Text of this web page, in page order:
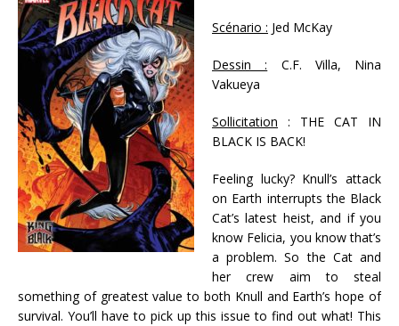
Scénario : Jed McKay
Dessin : C.F. Villa, Nina
Vakueya
Sollicitation : THE CAT IN
BLACK IS BACK!
Feeling lucky? Knull’s attack
on Earth interrupts the Black
Cat’s latest heist, and if you
know Felicia, you know that’s
a problem. So the Cat and
her crew aim to steal
something of greatest value to both Knull and Earth’s hope of
survival. You’ll have to pick up this issue to find out what! This